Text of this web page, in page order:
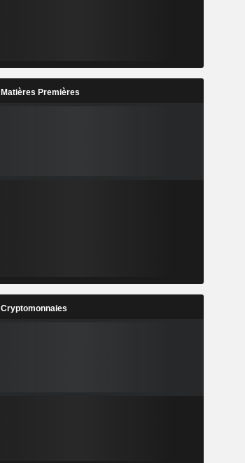
Matières Premières
Cryptomonnaies